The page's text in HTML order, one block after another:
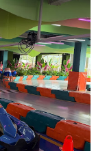
dan keluarga,
Market, The Great
Park. Ciwidey
Putih, Ranca
dengan
petualangan
road adventure